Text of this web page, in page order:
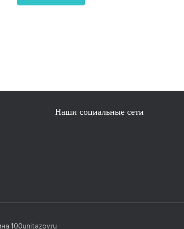
Наши социальные сети
100unitazov.ru